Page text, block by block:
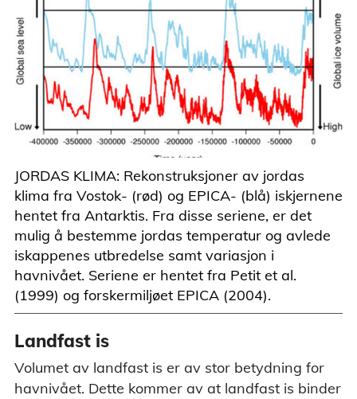
JORDAS KLIMA: Rekonstruksjoner av jordas
klima fra Vostok- (rød) og EPICA- (blå) iskjernene
hentet fra Antarktis. Fra disse seriene, er det
mulig å bestemme jordas temperatur og avlede
iskappenes utbredelse samt variasjon i
havnivået. Seriene er hentet fra Petit et al.
(1999) og forskermiljøet EPICA (2004).
Landfast is
Volumet av landfast is er av stor betydning for
havnivået. Dette kommer av at landfast is binder